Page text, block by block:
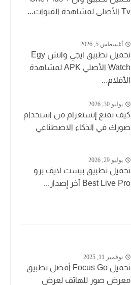
Tv الأصلي لمشاهدة القنوات...
أغسطس 5, 2026
تحميل تطبيق ايجي واتش Egy
Watch الأصلي APK لمشاهدة
الأفلام...
يوليو 30, 2026
كيف تمنع إنستغرام من استخدام
صورك في الذكاء الاصطناعي
يوليو 29, 2026
تحميل تطبيق بيست لايف برو
Best Live Pro آخر إصدار...
نوفمبر 11, 2025
تحميل Focus Go أفضل تطبيق
معرض صور للهاتف لعرض